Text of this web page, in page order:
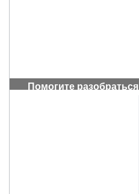
Помогите разобраться